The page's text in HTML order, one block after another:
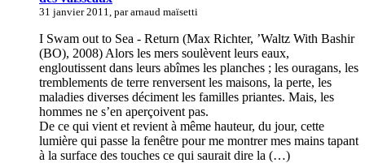
31 janvier 2011, par arnaud maïsetti
I Swam out to Sea - Return (Max Richter, ’Waltz With Bashir
(BO), 2008) Alors les mers soulèvent leurs eaux,
engloutissent dans leurs abîmes les planches ; les ouragans, les
tremblements de terre renversent les maisons, la perte, les
maladies diverses déciment les familles priantes. Mais, les
hommes ne s’en aperçoivent pas.
De ce qui vient et revient à même hauteur, du jour, cette
lumière qui passe la fenêtre pour me montrer mes mains tapant
à la surface des touches ce qui saurait dire la (…)